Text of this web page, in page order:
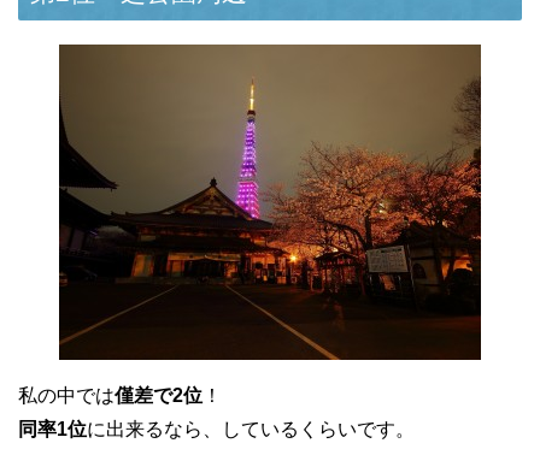
私の中では僅差で2位 ！
同率1位に出来るなら、しているくらいです。